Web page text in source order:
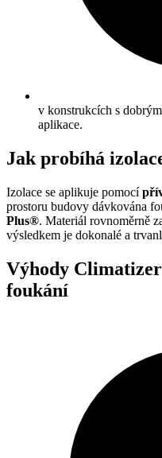
v konstrukcích s
aplikace.
Jak probíhá
Izolace se aplikuje pomocí
prostoru budovy dávkována
Plus®. Materiál rovnoměrně
výsledkem je dokonalé a
Výhody
foukání